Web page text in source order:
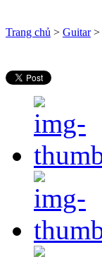
Trang chủ > Guitar>